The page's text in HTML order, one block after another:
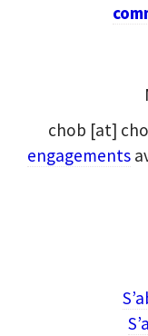
chob [at]
engagements